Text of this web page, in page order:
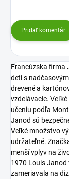
Pridať komentár
Francúzska firma
deti s
drevené a
vzdelávacie.
učeniu podľa
Janod sú
Veľké množstvo
udržateľné.
menší vplyv na
1970 Louis Janod
zameriavala na